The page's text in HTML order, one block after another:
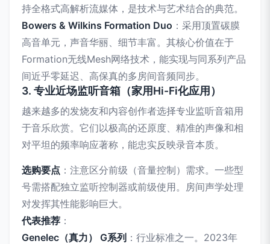
持全格式高解析流媒体，是技术与艺术结合的典范。
Bowers & Wilkins Formation Duo ：采用顶置碳膜
高音单元，声音华丽、细节丰富。其核心价值在于
Formation无线Mesh网络技术，能实现与同系列产品
间近乎零延迟、高保真的多房间音频同步。
3. 专业近场监听音箱（家用Hi-Fi化应用）
越来越多的发烧友和内容创作者选择专业监听音箱用
于音乐欣赏。它们以极高的还原度、精准的声像和相
对平坦的频率响应著称，能忠实反映录音本质。
选购要点 ：注意区分前级（音量控制）需求。一些型
号需搭配独立监听控制器或前级使用。房间声学处理
对发挥其性能影响巨大。
代表推荐 ：
Genelec（真力） G系列 ：行业标准之一。2023年